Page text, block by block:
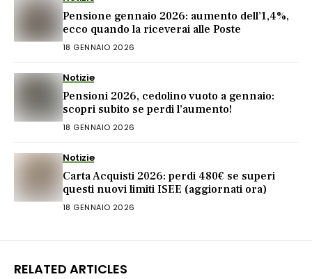
Pensione gennaio 2026: aumento dell’1,4%,
ecco quando la riceverai alle Poste
18 GENNAIO 2026
Notizie
Pensioni 2026, cedolino vuoto a gennaio:
scopri subito se perdi l’aumento!
18 GENNAIO 2026
Notizie
Carta Acquisti 2026: perdi 480€ se superi
questi nuovi limiti ISEE (aggiornati ora)
18 GENNAIO 2026
RELATED ARTICLES